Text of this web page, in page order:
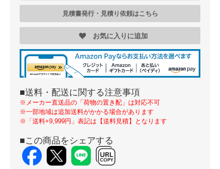
見積書発行・見積り依頼はこちら
お気に入りに追加
■送料・配送に関する注意事項
※メーカー直送品の「荷物の置き配」は対応不可
※一部地域は追加送料がかかる場合があります
※「送料+9,999円」表記は【送料見積】となります
■この商品をシェアする